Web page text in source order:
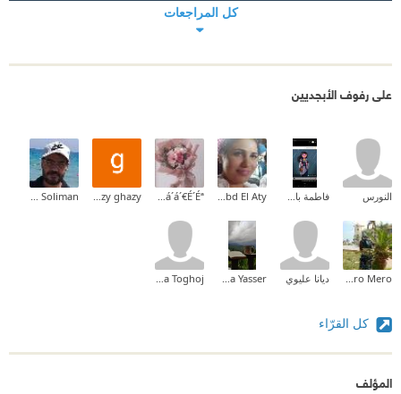
كل المراجعات
على رفوف الأبجديين
النورس
ديانا عليوي
كل القرّاء
المؤلف